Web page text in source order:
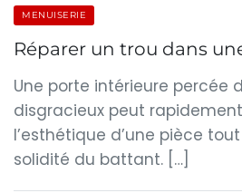
MENUISERIE
Réparer un trou dans
Une porte intérieure percée
disgracieux peut
l’esthétique d’une pièce
solidité du battant. […]